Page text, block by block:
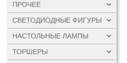
ПРОЧЕЕ
СВЕТОДИОДНЫЕ ФИГУРЫ
НАСТОЛЬНЫЕ ЛАМПЫ
ТОРШЕРЫ